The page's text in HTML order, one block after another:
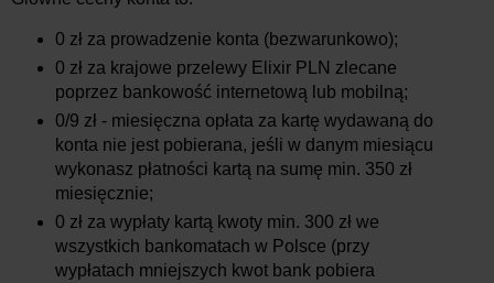
0 zł za prowadzenie konta (bezwarunkowo);
0 zł za krajowe przelewy Elixir PLN zlecane
poprzez bankowość internetową lub mobilną;
0/9 zł - miesięczna opłata za kartę wydawaną do
konta nie jest pobierana, jeśli w danym miesiącu
wykonasz płatności kartą na sumę min. 350 zł
miesięcznie;
0 zł za wypłaty kartą kwoty min. 300 zł we
wszystkich bankomatach w Polsce (przy
wypłatach mniejszych kwot bank pobiera